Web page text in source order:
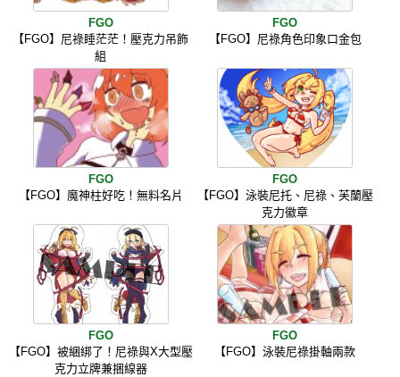
FGO
【FGO】尼祿睡茫茫！壓克力吊飾
組
FGO
【FGO】尼祿角色印象口金包
FGO
【FGO】魔神柱好吃！無料名片
FGO
【FGO】泳裝尼托、尼祿、芙蘭壓
克力徽章
FGO
【FGO】被綑綁了！尼祿與X大型壓
克力立牌兼捆線器
FGO
【FGO】泳裝尼祿掛軸兩款